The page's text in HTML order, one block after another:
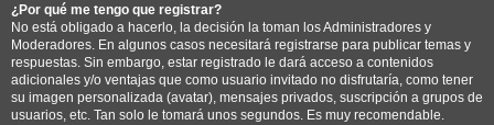
¿Por qué me tengo que registrar?
No está obligado a hacerlo, la decisión la toman los Administradores y
Moderadores. En algunos casos necesitará registrarse para publicar temas y
respuestas. Sin embargo, estar registrado le dará acceso a contenidos
adicionales y/o ventajas que como usuario invitado no disfrutaría, como tener
su imagen personalizada (avatar), mensajes privados, suscripción a grupos de
usuarios, etc. Tan solo le tomará unos segundos. Es muy recomendable.